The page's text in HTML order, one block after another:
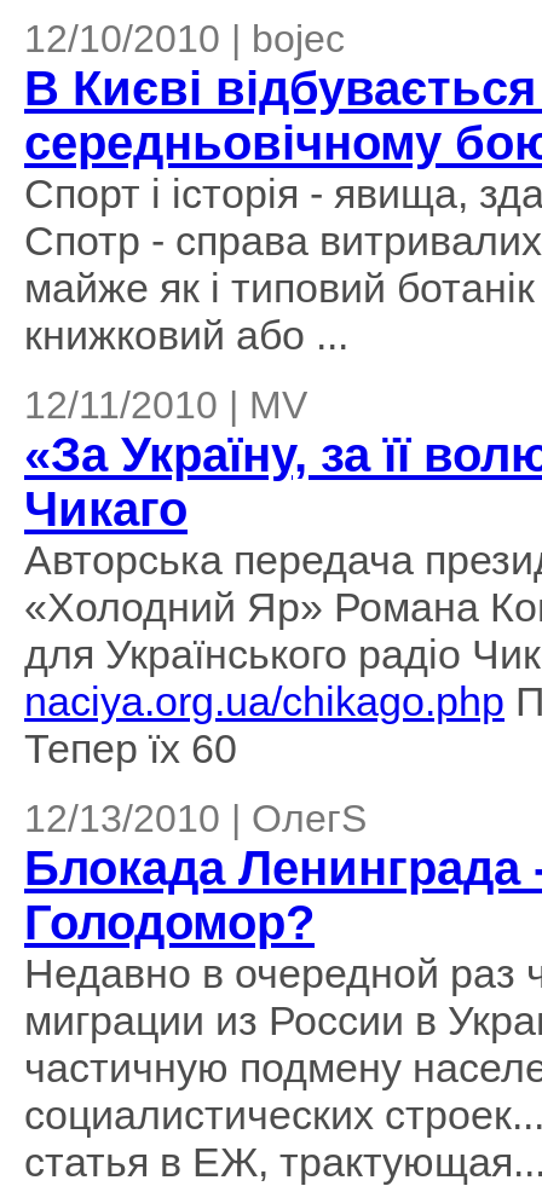
12/10/2010 | bojec
В Києві
середньовічному
Спорт і історія - явища,
Спотр - справа
майже як і типовий
книжковий або ...
12/11/2010 | MV
«За Україну, за її
Чикаго
Авторська передача
«Холодний Яр» Романа
для Українського радіо
naciya.org.ua/chikago.php
Тепер їх 60
12/13/2010 | ОлегS
Блокада Ленинграда
Голодомор?
Недавно в очередной раз
миграции из России в
частичную подмену
социалистических
статья в ЕЖ,